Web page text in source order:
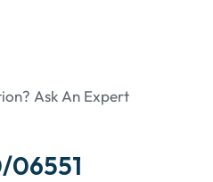
Ask An Expert
06551